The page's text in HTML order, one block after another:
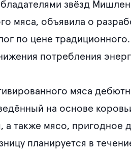
звёзд
мяса, объявила о
по цене
потребления
мяса
на основе
также мясо, пригодное
планируется в